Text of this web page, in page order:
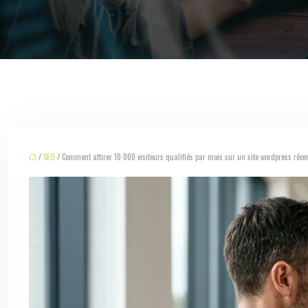
/ SEO / Comment attirer 10 000 visiteurs qualifiés par mois sur un site wordpress